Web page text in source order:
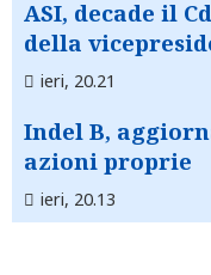
ASI, decade il
della
ieri, 20.21
Indel B,
azioni proprie
ieri, 20.13